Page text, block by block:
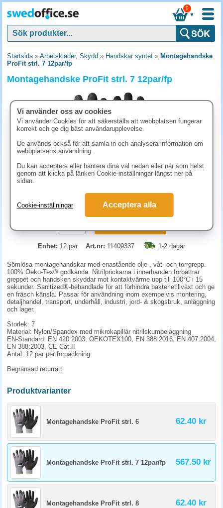
▼
0
Startsida» Arbetskläder, Skydd » Handskar syntet » Montagehandske
ProFit strl. 7 12par/fp
Montagehandske ProFit strl. 7 12par/fp
567.50 kr (inkl. moms)
Enhet: 12 par Art.nr: 11409337 1-2 dagar
Sömlösa montagehandskar med enastående olje-, våt- och torrgrepp.
100% Oeko-Tex® godkända. Nitrilprickarna i innerhanden förbättrar
greppet och handsken skyddar mot kontaktvärme upp till 100°C i 15
sekunder. Sanitized®-behandlade för att förhindra bakterietillväxt och ge
en fräsch känsla. Passar för användning inom exempelvis montering,
detaljhandel, transport, underhåll, industri, jord- & skogsbruk, anläggning
och lager.
Storlek: 7
Material: Nylon/Spandex med mikrokapillär nitrilskumbeläggning
EN-Standard: EN 420:2003, OEKOTEX100, EN 388:2016, EN 407:2004,
EN 388:2003, CE Cat.II
Antal: 12 par per förpackning
Begränsad returrätt
Produktvarianter
Montagehandske ProFit strl. 6 62.40 kr
Montagehandske ProFit strl. 7 12par/fp 567.50 kr
Montagehandske ProFit strl. 8 62.40 kr
Vi använder oss av cookies
Vi använder Cookies för att säkerställa att webbplatsen fungerar
korrekt och ge dig bäst användarupplevelse.
De används också för att samla in och analysera information om
webbplatsens användning.
Du kan acceptera eller hantera dina val nedan eller när som helst
genom att klicka på länken Cookie-inställningar längst ner på
sidan.
Cookie-inställningar Acceptera alla